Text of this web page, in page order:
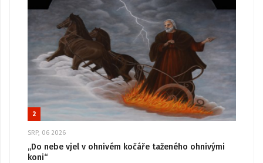
2
SRP, 06 2026
„Do nebe vjel v ohnivém kočáře taženého ohnivými
koni“